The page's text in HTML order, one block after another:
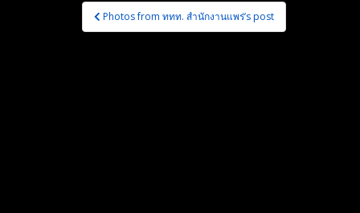
แนะแนว
เรื่อง
Photos from ททท. สำนักงานแพร่’s post